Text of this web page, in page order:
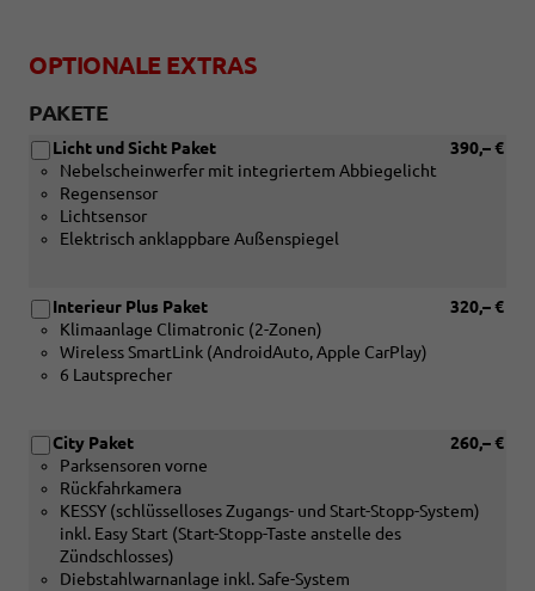
OPTIONALE EXTRAS
PAKETE
390,– €
Licht und Sicht Paket
Nebelscheinwerfer mit integriertem Abbiegelicht
Regensensor
Lichtsensor
Elektrisch anklappbare Außenspiegel
320,– €
Interieur Plus Paket
Klimaanlage Climatronic (2-Zonen)
Wireless SmartLink (AndroidAuto, Apple CarPlay)
6 Lautsprecher
260,– €
City Paket
Parksensoren vorne
Rückfahrkamera
KESSY (schlüsselloses Zugangs- und Start-Stopp-System)
inkl. Easy Start (Start-Stopp-Taste anstelle des
Zündschlosses)
Diebstahlwarnanlage inkl. Safe-System